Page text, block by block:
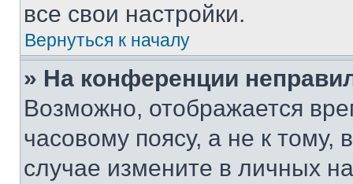
все свои настройки.
Вернуться к началу
» На конференции
Возможно, отображается
часовому поясу, а не к тому,
случае измените в личных